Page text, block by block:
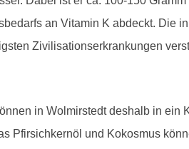
an Vitamin K abdeckt. Die
Zivilisationserkrankungen
in Wolmirstedt deshalb in
Pfirsichkernöl und Kokosmus